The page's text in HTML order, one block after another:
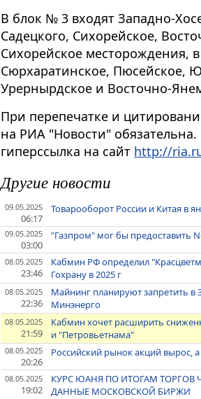
В блок № 3 входят Западно-
Садецкого, Сихорейское,
Сихорейское месторождения,
Сюрхаратинское, Пюсейское,
Урернырдское и Восточно-
При перепечатке и
на РИА "Новости"
гиперссылка на сайт http://
Другие новости
09.05.2025
06:17
Товарооборот России и Китая в
09.05.2025
03:00
"Газпром" мог бы предоставить
08.05.2025
23:46
Кабмин РФ определил
Гохрану в 2025 г
08.05.2025
22:36
Майнинг планируют запретить в
Минэнерго
08.05.2025
21:59
Кабмин хочет расширить
и "Петровьетнама"
08.05.2025
20:26
Российский рынок акций вырос,
08.05.2025
19:02
КУРС ЮАНЯ ПО ИТОГАМ ТОРГОВ
ДАННЫЕ МОСКОВСКОЙ БИРЖИ